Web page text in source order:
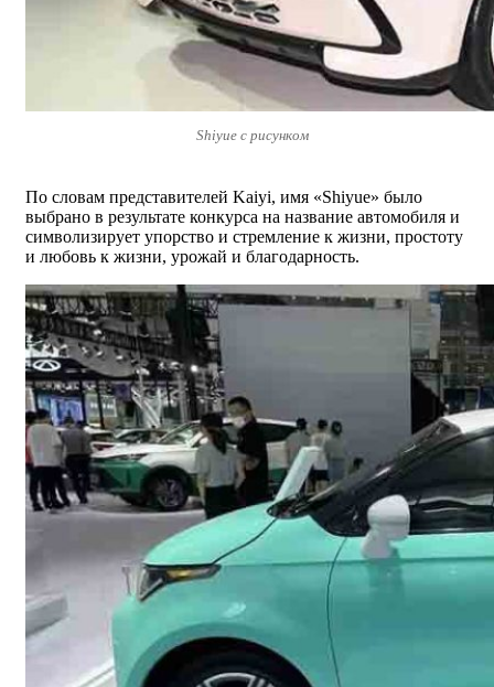
Shiyue с рисунком
По словам представителей Kaiyi, имя «Shiyue» было
выбрано в результате конкурса на название автомобиля и
символизирует упорство и стремление к жизни, простоту
и любовь к жизни, урожай и благодарность.